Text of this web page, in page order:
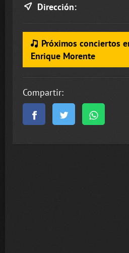
Dirección:
Próximos conciertos
Enrique Morente
Compartir: